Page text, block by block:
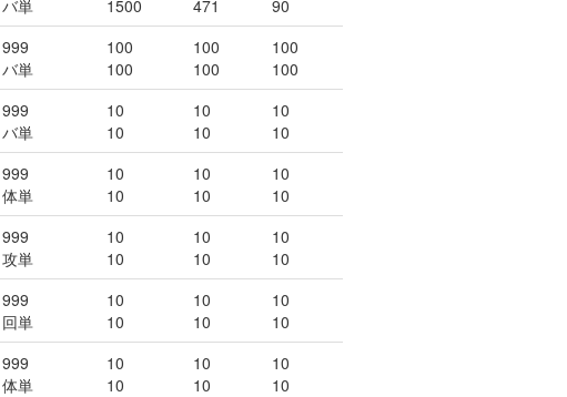
バ単
1500
471
90
999
バ単
100
100
100
100
100
100
999
バ単
10
10
10
10
10
10
999
体単
10
10
10
10
10
10
999
攻単
10
10
10
10
10
10
999
回単
10
10
10
10
10
10
999
体単
10
10
10
10
10
10